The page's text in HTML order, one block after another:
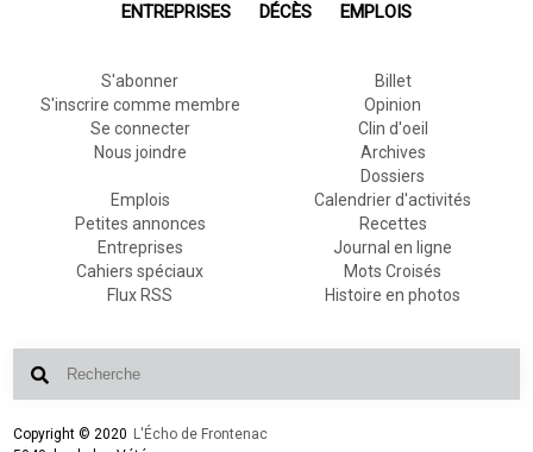
ENTREPRISES DÉCÈS EMPLOIS
S'abonner
S'inscrire comme membre
Se connecter
Nous joindre
Billet
Opinion
Clin d'oeil
Archives
Dossiers
Emplois
Petites annonces
Entreprises
Cahiers spéciaux
Flux RSS
Calendrier d'activités
Recettes
Journal en ligne
Mots Croisés
Histoire en photos
Copyright © 2020 L'Écho de Frontenac